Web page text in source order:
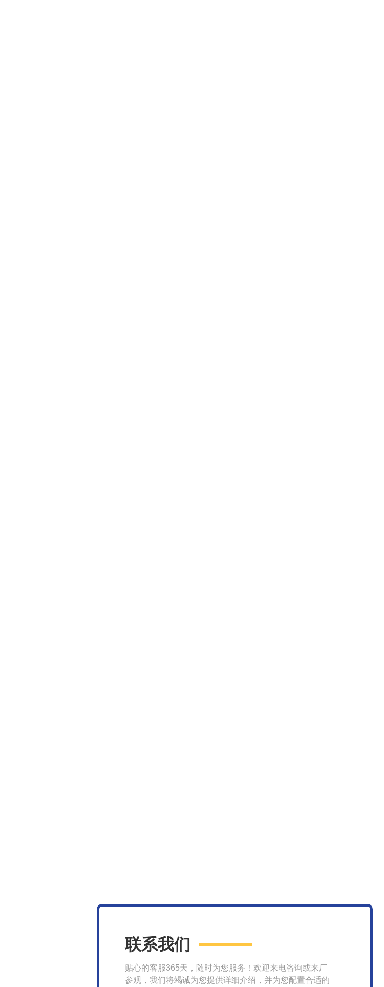
联系我们
贴心的客服365天，随时为您服务！欢迎来电咨询或来厂
参观，我们将竭诚为您提供详细介绍，并为您配置合适的